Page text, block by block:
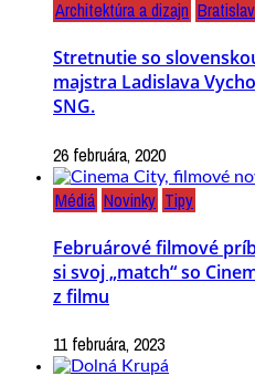
Architektúra a dizajn
Stretnutie so
majstra Ladislava
SNG.
26 februára, 2020
Médiá Novinky Tipy
Februárové filmové
si svoj „match“ so
z filmu
11 februára, 2023